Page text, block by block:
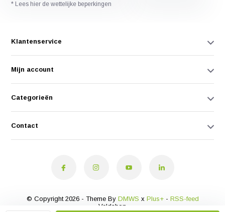
* Lees hier de wettelijke beperkingen
Klantenservice
Mijn account
Categorieën
Contact
© Copyright 2026 - Theme By DMWS x Plus+- RSS-feed
Veldshop